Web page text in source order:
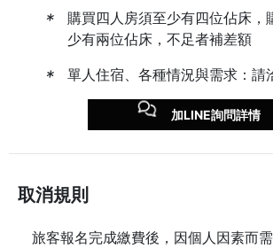
購買四人房須至少有四位佔床，
少有兩位佔床，不足者補差額
單人住宿、各種情況與需求：請
加LINE詢問詳情
取消規則
旅客報名完成繳費後，因個人因素而